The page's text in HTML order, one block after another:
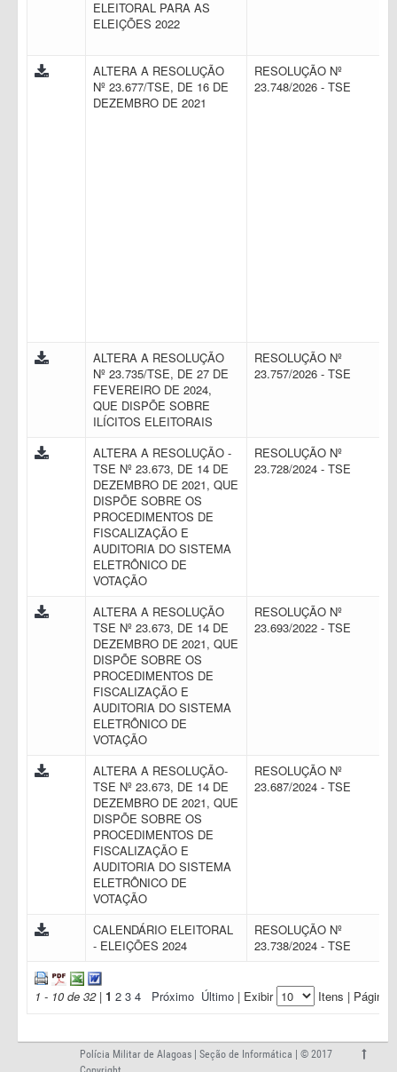
ELEITORAL PARA AS
ELEIÇÕES 2022
ALTERA A RESOLUÇÃO
Nº 23.677/TSE, DE 16 DE
DEZEMBRO DE 2021
RESOLUÇÃO Nº
23.748/2026 - TSE
ALTERA A RESOLUÇÃO
Nº 23.735/TSE, DE 27 DE
FEVEREIRO DE 2024,
QUE DISPÕE SOBRE
ILÍCITOS ELEITORAIS
RESOLUÇÃO Nº
23.757/2026 - TSE
ALTERA A RESOLUÇÃO -
TSE Nº 23.673, DE 14 DE
DEZEMBRO DE 2021, QUE
DISPÕE SOBRE OS
PROCEDIMENTOS DE
FISCALIZAÇÃO E
AUDITORIA DO SISTEMA
ELETRÔNICO DE
VOTAÇÃO
RESOLUÇÃO Nº
23.728/2024 - TSE
ALTERA A RESOLUÇÃO
TSE Nº 23.673, DE 14 DE
DEZEMBRO DE 2021, QUE
DISPÕE SOBRE OS
PROCEDIMENTOS DE
FISCALIZAÇÃO E
AUDITORIA DO SISTEMA
ELETRÔNICO DE
VOTAÇÃO
RESOLUÇÃO Nº
23.693/2022 - TSE
ALTERA A RESOLUÇÃO-
TSE Nº 23.673, DE 14 DE
DEZEMBRO DE 2021, QUE
DISPÕE SOBRE OS
PROCEDIMENTOS DE
FISCALIZAÇÃO E
AUDITORIA DO SISTEMA
ELETRÔNICO DE
VOTAÇÃO
RESOLUÇÃO Nº
23.687/2024 - TSE
CALENDÁRIO ELEITORAL
- ELEIÇÕES 2024
RESOLUÇÃO Nº
23.738/2024 - TSE
1 - 10 de 32| 1 2 3 4 Próximo Último | Exibir Itens | Página:
Polícia Militar de Alagoas | Seção de Informática | © 2017